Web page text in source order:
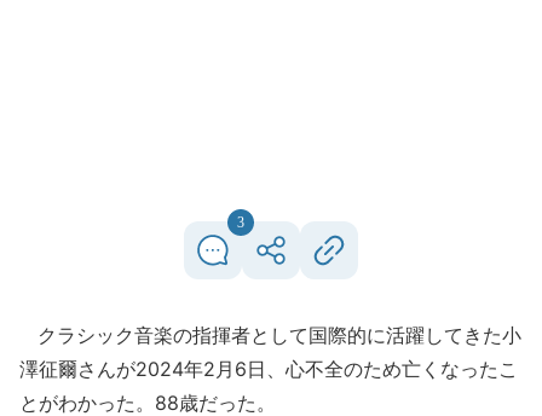
3
クラシック音楽の指揮者として国際的に活躍してきた小
澤征爾さんが2024年2月6日、心不全のため亡くなったこ
とがわかった。88歳だった。